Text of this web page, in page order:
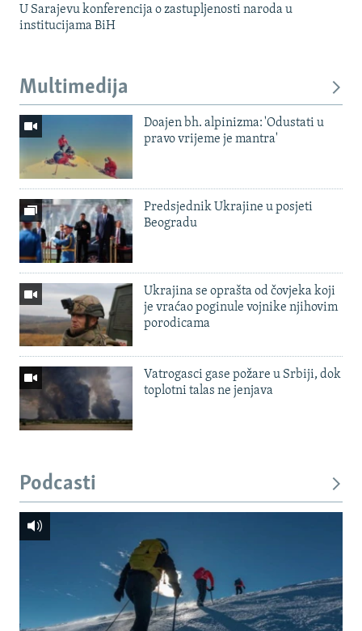
U Sarajevu konferencija o zastupljenosti naroda u
institucijama BiH
Multimedija
Doajen bh. alpinizma: 'Odustati u
pravo vrijeme je mantra'
Predsjednik Ukrajine u posjeti
Beogradu
Ukrajina se oprašta od čovjeka koji
je vraćao poginule vojnike njihovim
porodicama
Vatrogasci gase požare u Srbiji, dok
toplotni talas ne jenjava
Podcasti